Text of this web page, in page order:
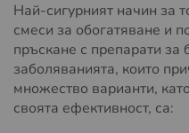
Най-сигурният начин за
смеси за обогатяване и
пръскане с препарати за
заболяванията, които
множество варианти,
своята ефективност, са: